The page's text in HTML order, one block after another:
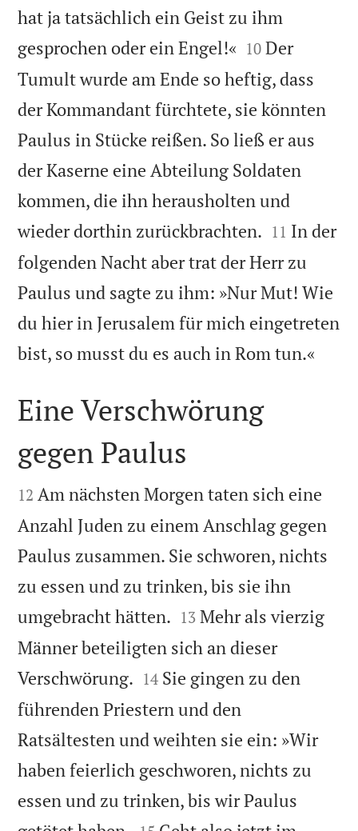
hat ja tatsächlich ein Geist zu ihm
gesprochen oder ein Engel!« 

10 Der
Tumult wurde am Ende so heftig, dass
der Kommandant fürchtete, sie könnten
Paulus in Stücke reißen. So ließ er aus
der Kaserne eine Abteilung Soldaten
kommen, die ihn herausholten und
wieder dorthin zurückbrachten. 

11 In der
folgenden Nacht aber trat der Herr zu
Paulus und sagte zu ihm: »Nur Mut! Wie
du hier in Jerusalem für mich eingetreten
bist, so musst du es auch in Rom tun.«

Eine Verschwörung
gegen Paulus

12 Am nächsten Morgen taten sich eine
Anzahl Juden zu einem Anschlag gegen
Paulus zusammen. Sie schworen, nichts
zu essen und zu trinken, bis sie ihn
umgebracht hätten. 

13 Mehr als vierzig
Männer beteiligten sich an dieser
Verschwörung. 

14 Sie gingen zu den
führenden Priestern und den
Ratsältesten und weihten sie ein: »Wir
haben feierlich geschworen, nichts zu
essen und zu trinken, bis wir Paulus